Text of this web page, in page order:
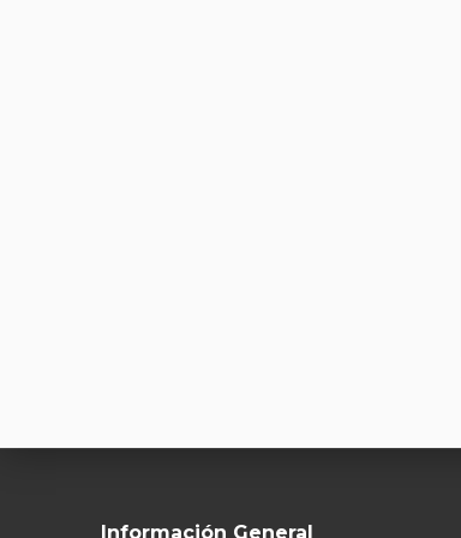
Información General